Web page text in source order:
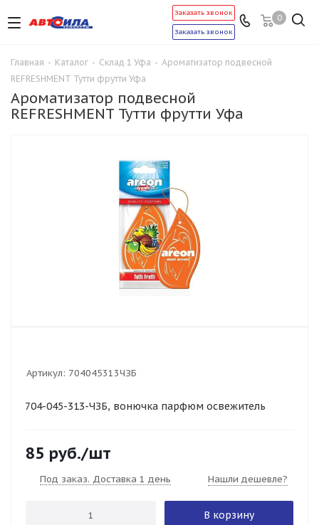
0
Заказать звонок
Заказать звонок
Главная - Каталог - Склад 1 Уфа - Ароматизатор подвесной
REFRESHMENT Тутти фрутти Уфа
Ароматизатор подвесной
REFRESHMENT Тутти фрутти Уфа
Артикул: 704045313ЧЗБ
704-045-313-ЧЗБ, вонючка парфюм освежитель
85 руб./шт
Под заказ. Доставка 1 день Нашли дешевле?
В корзину